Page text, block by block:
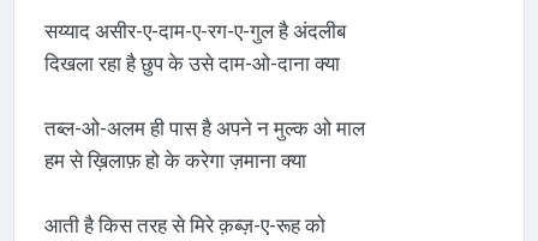
सय्याद असीर-ए-दाम-ए-रग-ए-गुल है अंदलीब
दिखला रहा है छुप के उसे दाम-ओ-दाना क्या
तब्ल-ओ-अलम ही पास है अपने न मुल्क ओ माल
हम से ख़िलाफ़ हो के करेगा ज़माना क्या
आती है किस तरह से मिरे क़ब्ज़-ए-रूह को